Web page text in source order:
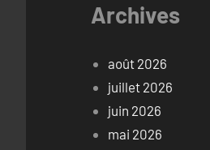
Archives
août 2026
juillet 2026
juin 2026
mai 2026